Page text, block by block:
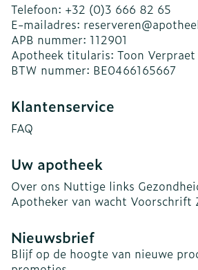
Telefoon: +32 (0)3 666 82 65
E-mailadres: reserveren@
APB nummer: 112901
Apotheek titularis: Toon Verpraet
BTW nummer: BE0466165667
Klantenservice
FAQ
Uw apotheek
Over ons Nuttige links
Apotheker van wacht Voorschrift
Nieuwsbrief
Blijf op de hoogte van nieuwe